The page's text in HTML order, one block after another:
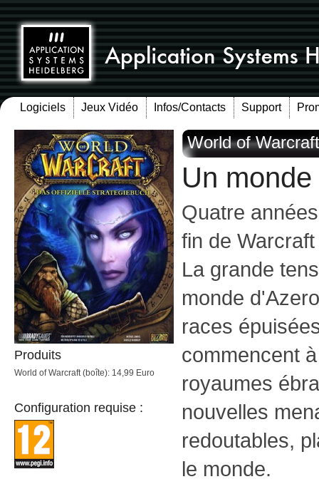
Logiciels Jeux Vidéo Infos/Contacts Support
Produits
World of Warcraft (boîte): 14,99 Euro
Configuration requise :
World of Warcraft
Un
Quatre
fin de
La grande
monde
races
commencent
royaumes
nouvelles
redoutables,
le monde.